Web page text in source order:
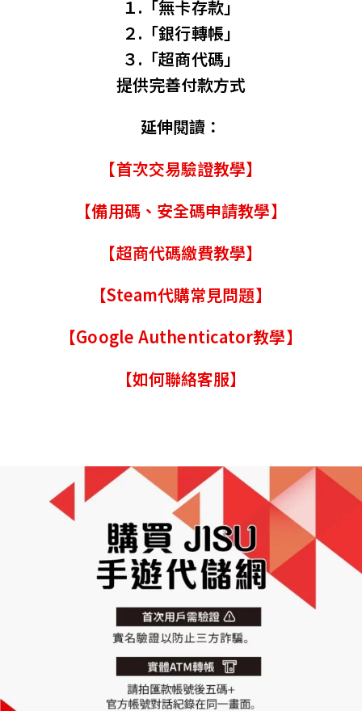
１.「無卡存款」
２.「銀行轉帳」
３.「超商代碼」
提供完善付款方式
延伸閱讀：
【首次交易驗證教學】
【備用碼、安全碼申請教學】
【超商代碼繳費教學】
【Steam代購常見問題】
【Google Authenticator教學】
【如何聯絡客服】